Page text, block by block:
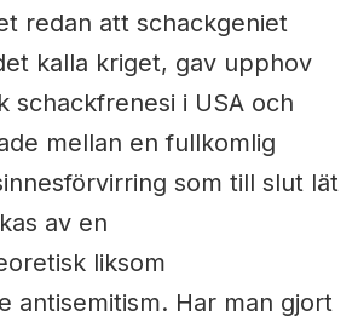
redan att schackgeniet
kalla kriget, gav upphov
schackfrenesi i USA och
mellan en fullkomlig
som till slut lät
av en
liksom
antisemitism. Har man gjort